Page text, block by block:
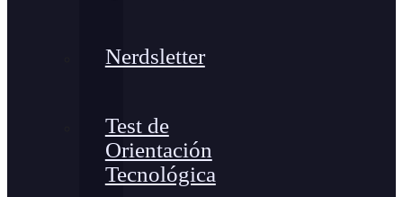
Nerdsletter
Test de
Orientación
Tecnológica